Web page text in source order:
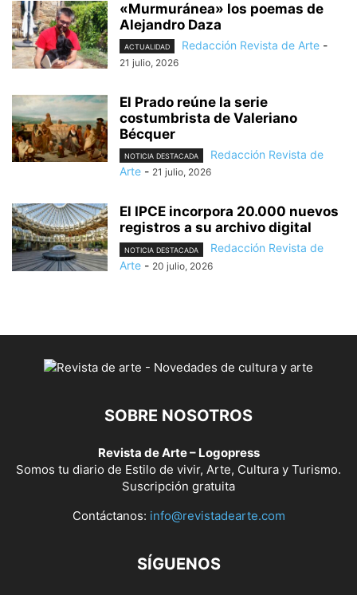
«Murmuránea» los poemas de
Alejandro Daza
ACTUALIDAD Redacción Revista de Arte -
21 julio, 2026
El Prado reúne la serie
costumbrista de Valeriano
Bécquer
NOTICIA DESTACADA
Redacción Revista de
Arte - 21 julio, 2026
El IPCE incorpora 20.000 nuevos
registros a su archivo digital
NOTICIA DESTACADA
Redacción Revista de
Arte - 20 julio, 2026
SOBRE NOSOTROS
Revista de Arte – Logopress
Somos tu diario de Estilo de vivir, Arte, Cultura y Turismo.
Suscripción gratuita
Contáctanos: info@revistadearte.com
SÍGUENOS